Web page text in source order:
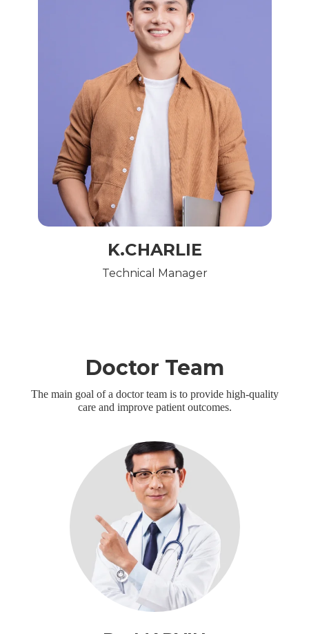
K.CHARLIE
Technical Manager
Doctor Team
The main goal of a doctor team is to provide high-quality
care and improve patient outcomes.